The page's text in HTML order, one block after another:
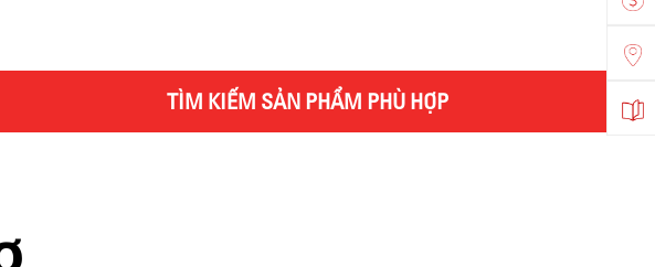
TÌM KIẾM SẢN PHẨM PHÙ HỢP